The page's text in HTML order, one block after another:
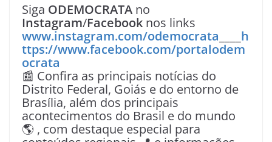
Siga ODEMOCRATA no
Instagram/Facebook nos links
www.instagram.com/odemocrata
h
ttps://www.facebook.com/portalodem
ocrata
📰 Confira as principais notícias do
Distrito Federal, Goiás e do entorno de
Brasília, além dos principais
acontecimentos do Brasil e do mundo
🌎 , com destaque especial para